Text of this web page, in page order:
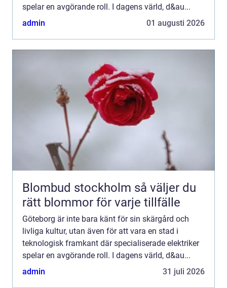
spelar en avgörande roll. I dagens värld, d&au...
admin
01 augusti 2026
Blombud stockholm så väljer du
rätt blommor för varje tillfälle
Göteborg är inte bara känt för sin skärgård och
livliga kultur, utan även för att vara en stad i
teknologisk framkant där specialiserade elektriker
spelar en avgörande roll. I dagens värld, d&au...
admin
31 juli 2026